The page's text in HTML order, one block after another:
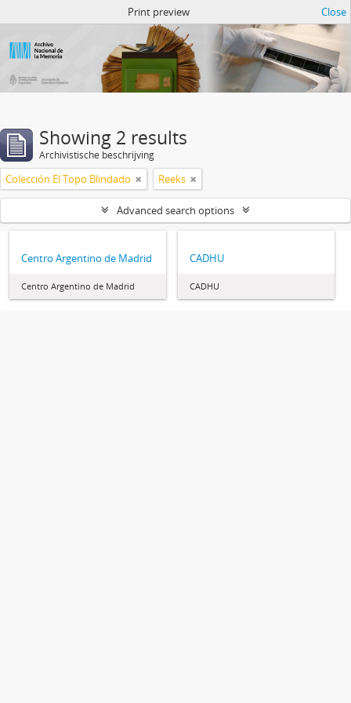
Print preview Close
Showing 2 results
Archivistische beschrijving
Colección El Topo Blindado Reeks
Advanced search options
Centro Argentino de Madrid
Centro Argentino de Madrid
CADHU
CADHU